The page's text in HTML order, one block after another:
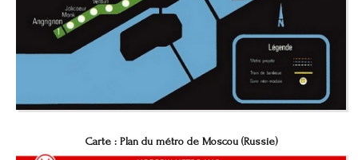
Carte : Plan du métro de Moscou (Russie)